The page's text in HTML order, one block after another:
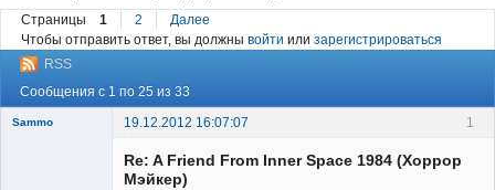
Поиск
Страницы 1 2
Далее
Чтобы отправить ответ, вы должны войти или зарегистрироваться
RSS
Сообщения с 1 по 25 из 33
1
Sammo
19.12.2012 16:07:07
Re: A Friend From Inner Space 1984 (Хоррор
Мэйкер)